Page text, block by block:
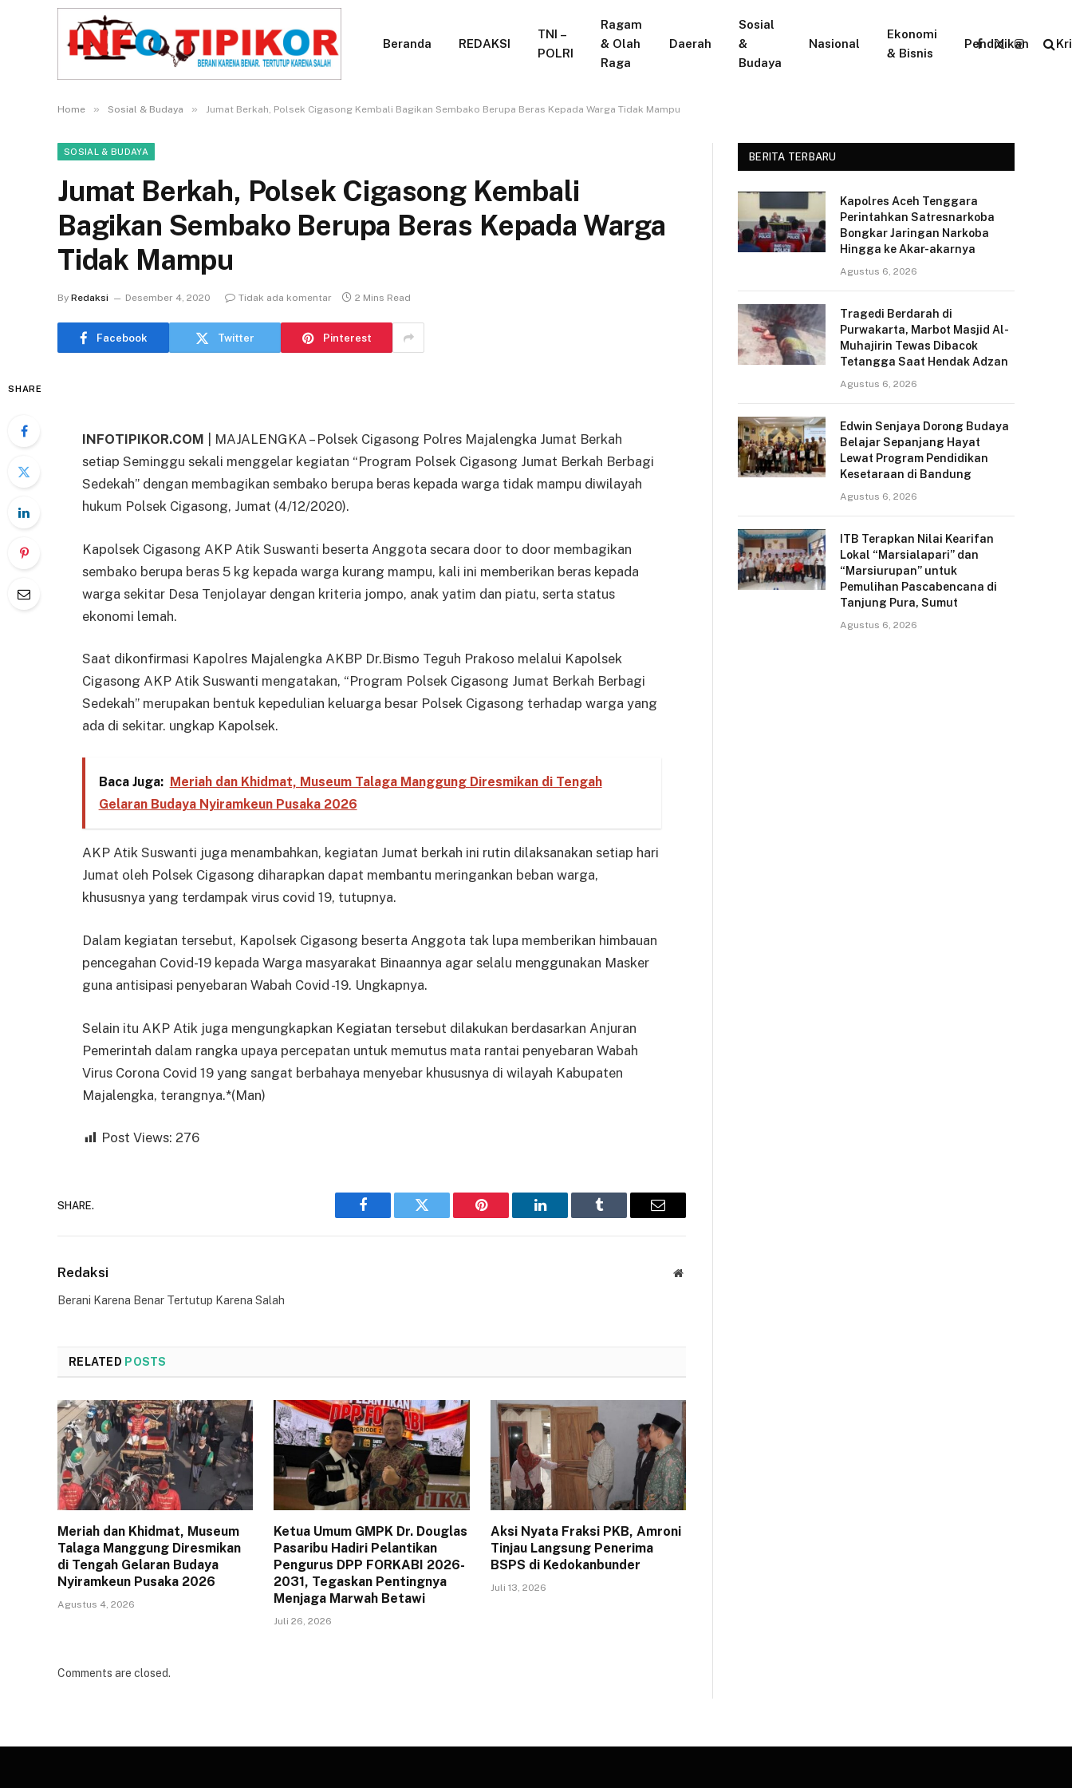
Beranda REDAKSI
TNI –
POLRI
Ragam
& Olah
Raga
Daerah
Sosial
&
Budaya
Nasional
Ekonomi
& Bisnis
Pendidikan
Facebook
X
Instagram
Home » Sosial & Budaya » Jumat Berkah, Polsek Cigasong Kembali Bagikan Sembako Berupa Beras Kepada Warga Tidak Mampu
SOSIAL & BUDAYA
Jumat Berkah, Polsek Cigasong Kembali
Bagikan Sembako Berupa Beras Kepada Warga
Tidak Mampu
By Redaksi Desember 4, 2020 Tidak ada komentar 2 Mins Read
Facebook Twitter Pinterest
SHARE
INFOTIPIKOR.COM | MAJALENGKA – Polsek Cigasong Polres Majalengka Jumat Berkah
setiap Seminggu sekali menggelar kegiatan “Program Polsek Cigasong Jumat Berkah Berbagi
Sedekah” dengan membagikan sembako berupa beras kepada warga tidak mampu diwilayah
hukum Polsek Cigasong, Jumat (4/12/2020).
Kapolsek Cigasong AKP Atik Suswanti beserta Anggota secara door to door membagikan
sembako berupa beras 5 kg kepada warga kurang mampu, kali ini memberikan beras kepada
warga sekitar Desa Tenjolayar dengan kriteria jompo, anak yatim dan piatu, serta status
ekonomi lemah.
Saat dikonfirmasi Kapolres Majalengka AKBP Dr.Bismo Teguh Prakoso melalui Kapolsek
Cigasong AKP Atik Suswanti mengatakan, “Program Polsek Cigasong Jumat Berkah Berbagi
Sedekah” merupakan bentuk kepedulian keluarga besar Polsek Cigasong terhadap warga yang
ada di sekitar. ungkap Kapolsek.
Baca Juga:
Meriah dan Khidmat, Museum Talaga Manggung Diresmikan di Tengah
Gelaran Budaya Nyiramkeun Pusaka 2026
AKP Atik Suswanti juga menambahkan, kegiatan Jumat berkah ini rutin dilaksanakan setiap hari
Jumat oleh Polsek Cigasong diharapkan dapat membantu meringankan beban warga,
khususnya yang terdampak virus covid 19, tutupnya.
Dalam kegiatan tersebut, Kapolsek Cigasong beserta Anggota tak lupa memberikan himbauan
pencegahan Covid-19 kepada Warga masyarakat Binaannya agar selalu menggunakan Masker
guna antisipasi penyebaran Wabah Covid -19. Ungkapnya.
Selain itu AKP Atik juga mengungkapkan Kegiatan tersebut dilakukan berdasarkan Anjuran
Pemerintah dalam rangka upaya percepatan untuk memutus mata rantai penyebaran Wabah
Virus Corona Covid 19 yang sangat berbahaya menyebar khususnya di wilayah Kabupaten
Majalengka, terangnya.*(Man)
Post Views: 276
SHARE.
Facebook Twitter Pinterest LinkedIn Tumblr Email
Redaksi Website
Berani Karena Benar Tertutup Karena Salah
RELATED POSTS
Meriah dan Khidmat, Museum
Talaga Manggung Diresmikan
di Tengah Gelaran Budaya
Nyiramkeun Pusaka 2026
Agustus 4, 2026
Ketua Umum GMPK Dr. Douglas
Pasaribu Hadiri Pelantikan
Pengurus DPP FORKABI 2026-
2031, Tegaskan Pentingnya
Menjaga Marwah Betawi
Juli 26, 2026
Aksi Nyata Fraksi PKB, Amroni
Tinjau Langsung Penerima
BSPS di Kedokanbunder
Juli 13, 2026
Comments are closed.
BERITA TERBARU
Kapolres Aceh Tenggara
Perintahkan Satresnarkoba
Bongkar Jaringan Narkoba
Hingga ke Akar-akarnya
Agustus 6, 2026
Tragedi Berdarah di
Purwakarta, Marbot Masjid Al-
Muhajirin Tewas Dibacok
Tetangga Saat Hendak Adzan
Agustus 6, 2026
Edwin Senjaya Dorong Budaya
Belajar Sepanjang Hayat
Lewat Program Pendidikan
Kesetaraan di Bandung
Agustus 6, 2026
ITB Terapkan Nilai Kearifan
Lokal “Marsialapari” dan
“Marsiurupan” untuk
Pemulihan Pascabencana di
Tanjung Pura, Sumut
Agustus 6, 2026